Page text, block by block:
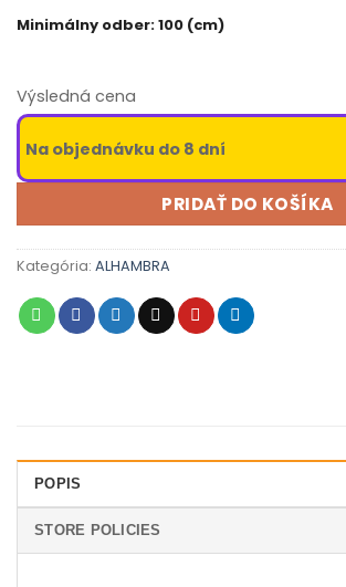
Minimálny odber: 100 (cm)
Výsledná cena
Na objednávku do 8 dní
PRIDAŤ DO KOŠÍKA
Kategória: ALHAMBRA
POPIS
STORE POLICIES